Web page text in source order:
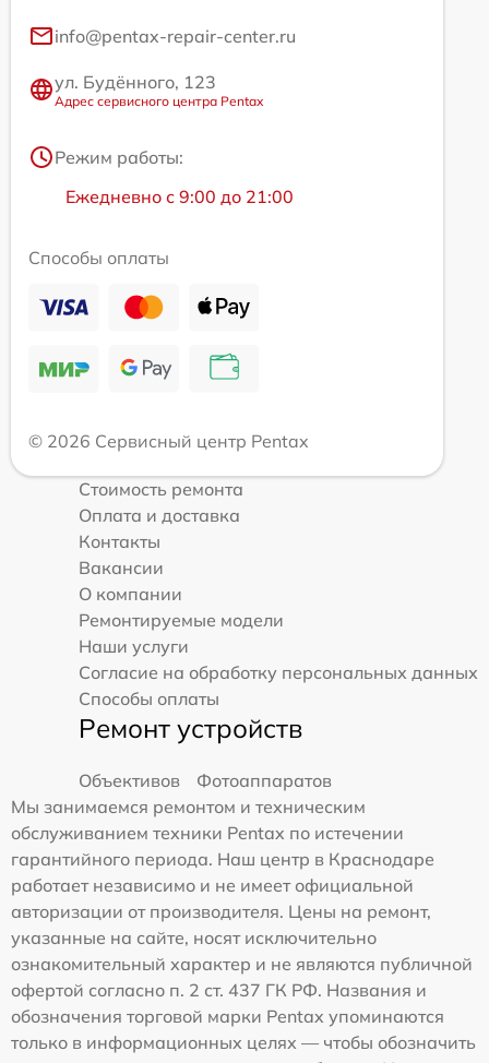
info@pentax-repair-center.ru
ул. Будённого, 123
Адрес сервисного центра Pentax
Режим работы:
Ежедневно с 9:00 до 21:00
Способы оплаты
© 2026 Сервисный центр Pentax
Стоимость ремонта
Оплата и доставка
Контакты
Вакансии
О компании
Ремонтируемые модели
Наши услуги
Согласие на обработку персональных данных
Способы оплаты
Ремонт устройств
Объективов
Фотоаппаратов
Мы занимаемся ремонтом и техническим
обслуживанием техники Pentax по истечении
гарантийного периода. Наш центр в Краснодаре
работает независимо и не имеет официальной
авторизации от производителя. Цены на ремонт,
указанные на сайте, носят исключительно
ознакомительный характер и не являются публичной
офертой согласно п. 2 ст. 437 ГК РФ. Названия и
обозначения торговой марки Pentax упоминаются
только в информационных целях — чтобы обозначить